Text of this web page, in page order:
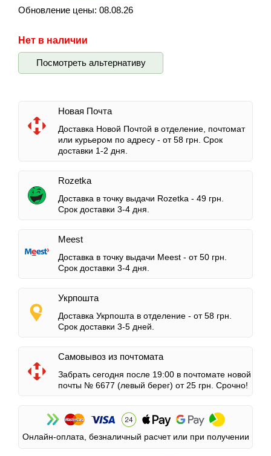
Обновление цены: 08.08.26
Нет в наличии
Посмотреть альтернативу
Новая Почта
Доставка Новой Почтой в отделение, почтомат
или курьером по адресу - от 58 грн. Срок
доставки 1-2 дня.
Rozetka
Доставка в точку выдачи Rozetka - 49 грн.
Срок доставки 3-4 дня.
Meest
Доставка в точку выдачи Meest - от 50 грн.
Срок доставки 3-4 дня.
Укрпошта
Доставка Укрпошта в отделение - от 58 грн.
Срок доставки 3-5 дней.
Самовывоз из почтомата
Забрать сегодня после 19:00 в почтомате новой
почты № 6677 (левый берег) от 25 грн. Срочно!
Онлайн-оплата, безналичный расчет или при получении